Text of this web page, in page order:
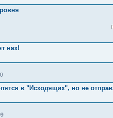
нах!
в "Исходящих", но не